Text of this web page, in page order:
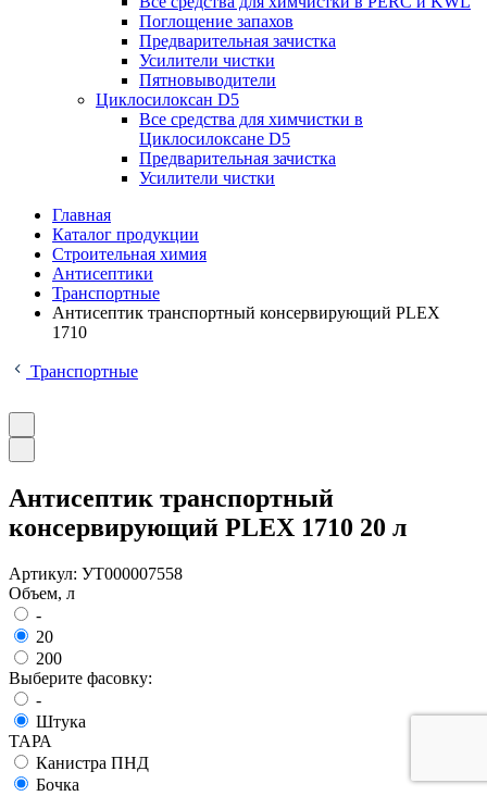
Поглощение запахов
Предварительная зачистка
Усилители чистки
Пятновыводители
Циклосилоксан D5
Все средства для химчистки в
Циклосилоксане D5
Предварительная зачистка
Усилители чистки
Главная
Каталог продукции
Строительная химия
Антисептики
Транспортные
Антисептик транспортный консервирующий PLEX
1710
Транспортные
Антисептик транспортный
консервирующий PLEX 1710 20 л
Артикул: УТ000007558
Объем, л
-
20
200
Выберите фасовку:
-
Штука
ТАРА
Канистра ПНД
Бочка